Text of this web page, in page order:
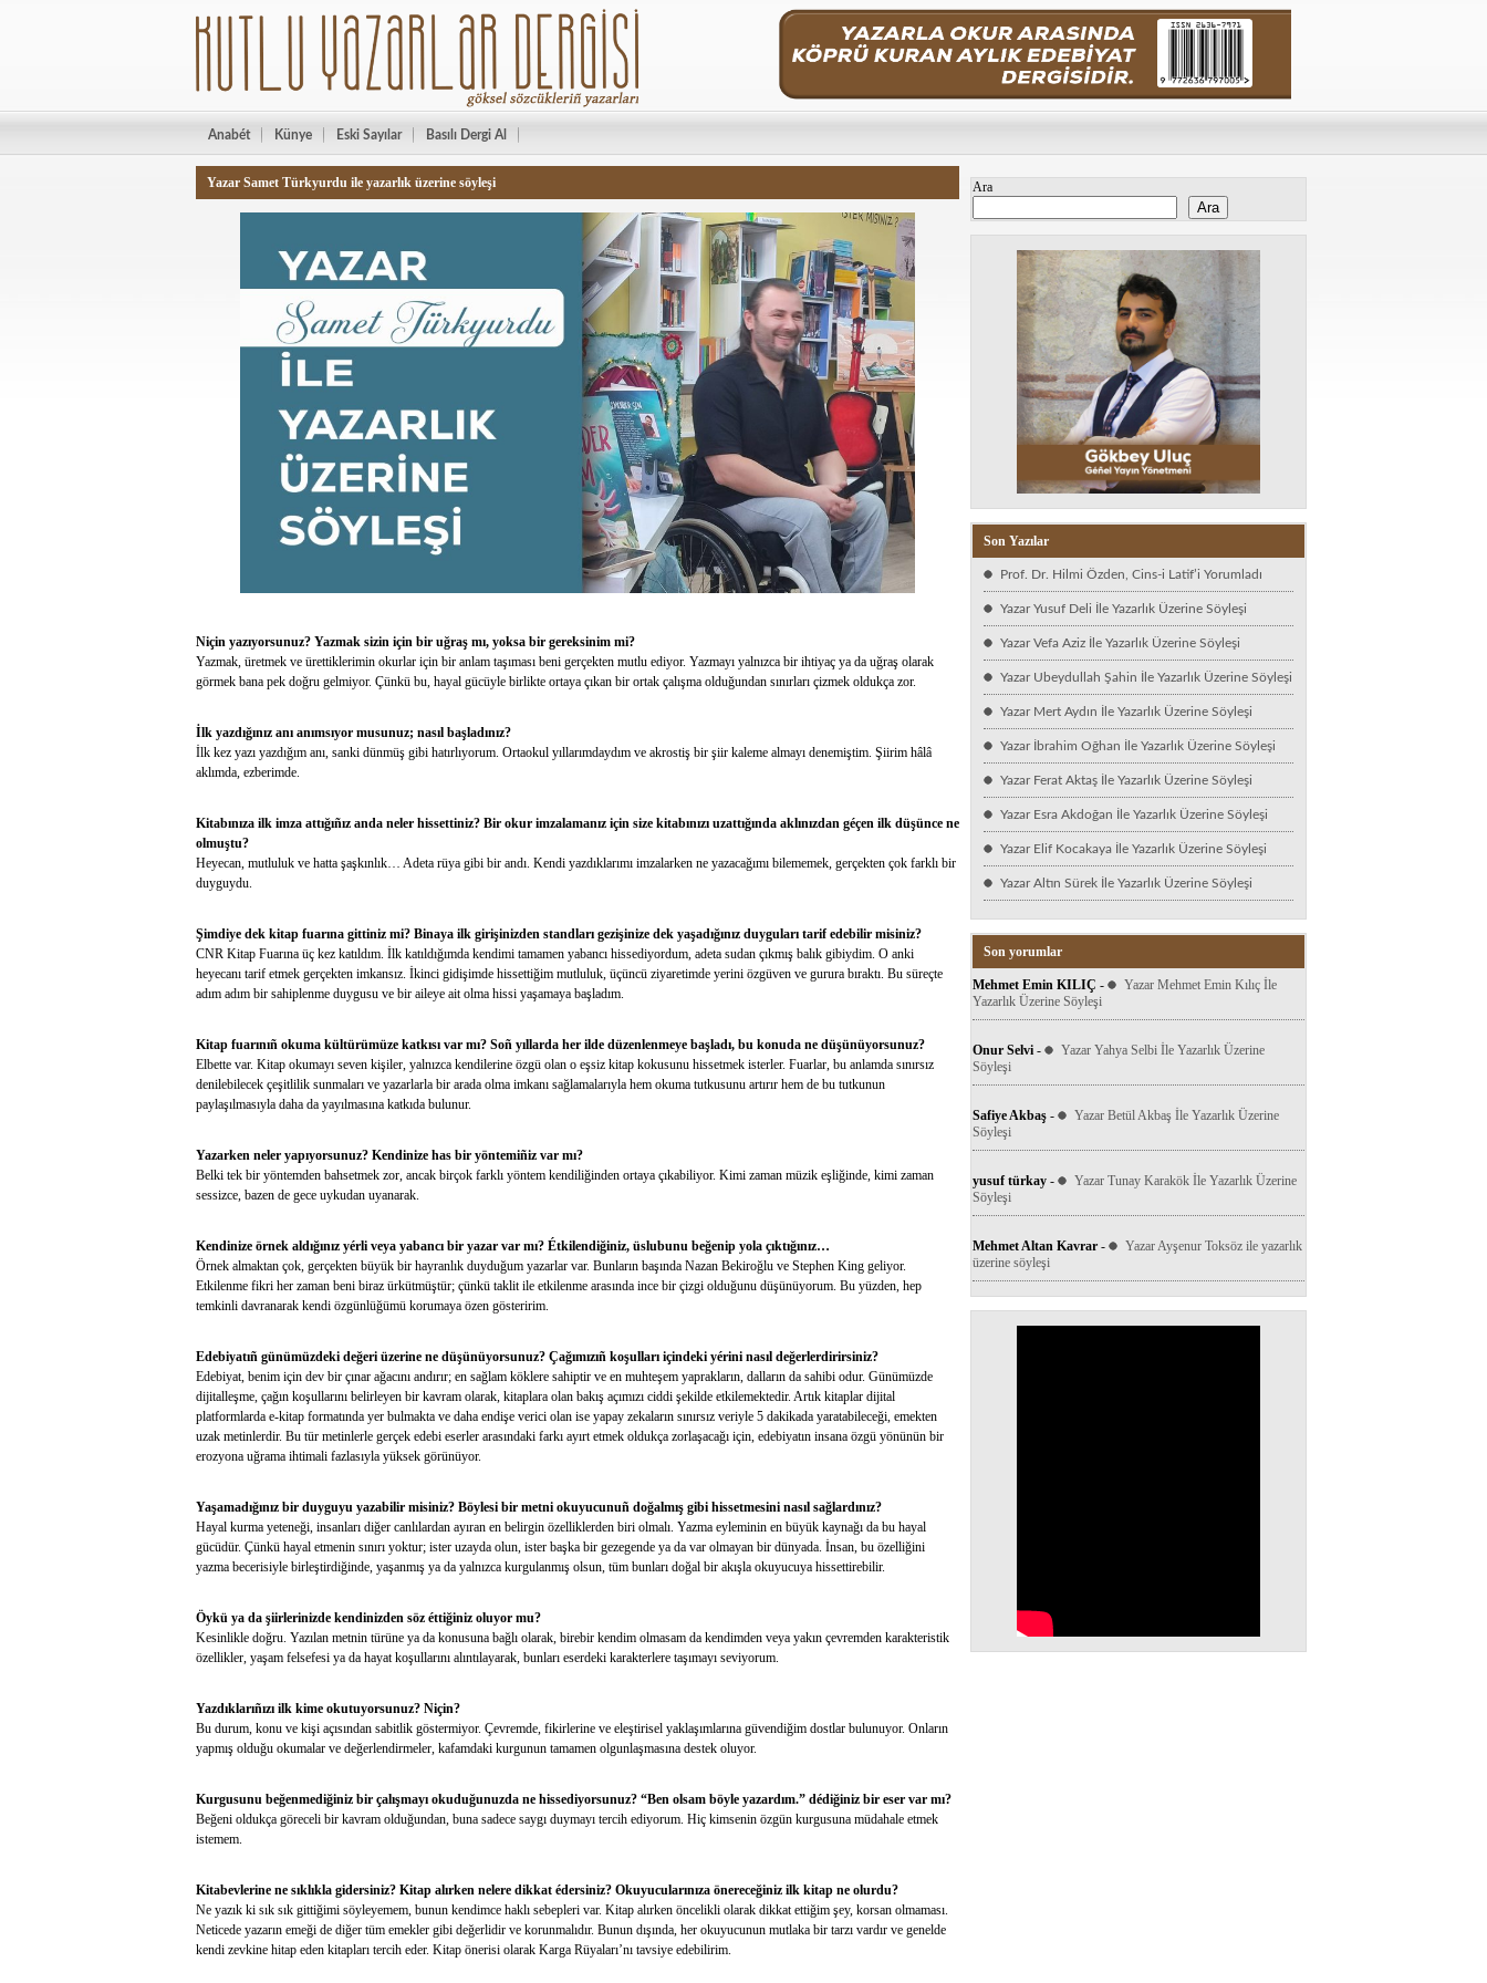
Anabét Künye Eski Sayılar Basılı Dergi Al
Yazar Samet Türkyurdu ile yazarlık üzerine söyleşi
Niçin yazıyorsunuz? Yazmak sizin için bir uğraş mı, yoksa bir gereksinim mi?
Yazmak, üretmek ve ürettiklerimin okurlar için bir anlam taşıması beni gerçekten mutlu ediyor. Yazmayı yalnızca bir ihtiyaç ya da uğraş olarak
görmek bana pek doğru gelmiyor. Çünkü bu, hayal gücüyle birlikte ortaya çıkan bir ortak çalışma olduğundan sınırları çizmek oldukça zor.
İlk yazdığınız anı anımsıyor musunuz; nasıl başladınız?
İlk kez yazı yazdığım anı, sanki dünmüş gibi hatırlıyorum. Ortaokul yıllarımdaydım ve akrostiş bir şiir kaleme almayı denemiştim. Şiirim hâlâ
aklımda, ezberimde.
Kitabınıza ilk imza attığıñız anda neler hissettiniz? Bir okur imzalamanız için size kitabınızı uzattığında aklınızdan géçen ilk düşünce ne
olmuştu?
Heyecan, mutluluk ve hatta şaşkınlık… Adeta rüya gibi bir andı. Kendi yazdıklarımı imzalarken ne yazacağımı bilememek, gerçekten çok farklı bir
duyguydu.
Şimdiye dek kitap fuarına gittiniz mi? Binaya ilk girişinizden standları gezişinize dek yaşadığınız duyguları tarif edebilir misiniz?
CNR Kitap Fuarına üç kez katıldım. İlk katıldığımda kendimi tamamen yabancı hissediyordum, adeta sudan çıkmış balık gibiydim. O anki
heyecanı tarif etmek gerçekten imkansız. İkinci gidişimde hissettiğim mutluluk, üçüncü ziyaretimde yerini özgüven ve gurura bıraktı. Bu süreçte
adım adım bir sahiplenme duygusu ve bir aileye ait olma hissi yaşamaya başladım.
Kitap fuarınıñ okuma kültürümüze katkısı var mı? Soñ yıllarda her ilde düzenlenmeye başladı, bu konuda ne düşünüyorsunuz?
Elbette var. Kitap okumayı seven kişiler, yalnızca kendilerine özgü olan o eşsiz kitap kokusunu hissetmek isterler. Fuarlar, bu anlamda sınırsız
denilebilecek çeşitlilik sunmaları ve yazarlarla bir arada olma imkanı sağlamalarıyla hem okuma tutkusunu artırır hem de bu tutkunun
paylaşılmasıyla daha da yayılmasına katkıda bulunur.
Yazarken neler yapıyorsunuz? Kendinize has bir yöntemiñiz var mı?
Belki tek bir yöntemden bahsetmek zor, ancak birçok farklı yöntem kendiliğinden ortaya çıkabiliyor. Kimi zaman müzik eşliğinde, kimi zaman
sessizce, bazen de gece uykudan uyanarak.
Kendinize örnek aldığınız yérli veya yabancı bir yazar var mı? Étkilendiğiniz, üslubunu beğenip yola çıktığınız…
Örnek almaktan çok, gerçekten büyük bir hayranlık duyduğum yazarlar var. Bunların başında Nazan Bekiroğlu ve Stephen King geliyor.
Etkilenme fikri her zaman beni biraz ürkütmüştür; çünkü taklit ile etkilenme arasında ince bir çizgi olduğunu düşünüyorum. Bu yüzden, hep
temkinli davranarak kendi özgünlüğümü korumaya özen gösteririm.
Edebiyatıñ günümüzdeki değeri üzerine ne düşünüyorsunuz? Çağımızıñ koşulları içindeki yérini nasıl değerlerdirirsiniz?
Edebiyat, benim için dev bir çınar ağacını andırır; en sağlam köklere sahiptir ve en muhteşem yaprakların, dalların da sahibi odur. Günümüzde
dijitalleşme, çağın koşullarını belirleyen bir kavram olarak, kitaplara olan bakış açımızı ciddi şekilde etkilemektedir. Artık kitaplar dijital
platformlarda e-kitap formatında yer bulmakta ve daha endişe verici olan ise yapay zekaların sınırsız veriyle 5 dakikada yaratabileceği, emekten
uzak metinlerdir. Bu tür metinlerle gerçek edebi eserler arasındaki farkı ayırt etmek oldukça zorlaşacağı için, edebiyatın insana özgü yönünün bir
erozyona uğrama ihtimali fazlasıyla yüksek görünüyor.
Yaşamadığınız bir duyguyu yazabilir misiniz? Böylesi bir metni okuyucunuñ doğalmış gibi hissetmesini nasıl sağlardınız?
Hayal kurma yeteneği, insanları diğer canlılardan ayıran en belirgin özelliklerden biri olmalı. Yazma eyleminin en büyük kaynağı da bu hayal
gücüdür. Çünkü hayal etmenin sınırı yoktur; ister uzayda olun, ister başka bir gezegende ya da var olmayan bir dünyada. İnsan, bu özelliğini
yazma becerisiyle birleştirdiğinde, yaşanmış ya da yalnızca kurgulanmış olsun, tüm bunları doğal bir akışla okuyucuya hissettirebilir.
Öykü ya da şiirlerinizde kendinizden söz éttiğiniz oluyor mu?
Kesinlikle doğru. Yazılan metnin türüne ya da konusuna bağlı olarak, birebir kendim olmasam da kendimden veya yakın çevremden karakteristik
özellikler, yaşam felsefesi ya da hayat koşullarını alıntılayarak, bunları eserdeki karakterlere taşımayı seviyorum.
Yazdıklarıñızı ilk kime okutuyorsunuz? Niçin?
Bu durum, konu ve kişi açısından sabitlik göstermiyor. Çevremde, fikirlerine ve eleştirisel yaklaşımlarına güvendiğim dostlar bulunuyor. Onların
yapmış olduğu okumalar ve değerlendirmeler, kafamdaki kurgunun tamamen olgunlaşmasına destek oluyor.
Kurgusunu beğenmediğiniz bir çalışmayı okuduğunuzda ne hissediyorsunuz? “Ben olsam böyle yazardım.” dédiğiniz bir eser var mı?
Beğeni oldukça göreceli bir kavram olduğundan, buna sadece saygı duymayı tercih ediyorum. Hiç kimsenin özgün kurgusuna müdahale etmek
istemem.
Kitabevlerine ne sıklıkla gidersiniz? Kitap alırken nelere dikkat édersiniz? Okuyucularınıza önereceğiniz ilk kitap ne olurdu?
Ne yazık ki sık sık gittiğimi söyleyemem, bunun kendimce haklı sebepleri var. Kitap alırken öncelikli olarak dikkat ettiğim şey, korsan olmaması.
Neticede yazarın emeği de diğer tüm emekler gibi değerlidir ve korunmalıdır. Bunun dışında, her okuyucunun mutlaka bir tarzı vardır ve genelde
kendi zevkine hitap eden kitapları tercih eder. Kitap önerisi olarak Karga Rüyaları’nı tavsiye edebilirim.
Ara
Ara
Son Yazılar
Prof. Dr. Hilmi Özden, Cins-i Latif’i Yorumladı
Yazar Yusuf Deli İle Yazarlık Üzerine Söyleşi
Yazar Vefa Aziz İle Yazarlık Üzerine Söyleşi
Yazar Ubeydullah Şahin İle Yazarlık Üzerine Söyleşi
Yazar Mert Aydın İle Yazarlık Üzerine Söyleşi
Yazar İbrahim Oğhan İle Yazarlık Üzerine Söyleşi
Yazar Ferat Aktaş İle Yazarlık Üzerine Söyleşi
Yazar Esra Akdoğan İle Yazarlık Üzerine Söyleşi
Yazar Elif Kocakaya İle Yazarlık Üzerine Söyleşi
Yazar Altın Sürek İle Yazarlık Üzerine Söyleşi
Son yorumlar
Mehmet Emin KILIÇ -
Yazar Mehmet Emin Kılıç İle
Yazarlık Üzerine Söyleşi
Onur Selvi -
Yazar Yahya Selbi İle Yazarlık Üzerine
Söyleşi
Safiye Akbaş -
Yazar Betül Akbaş İle Yazarlık Üzerine
Söyleşi
yusuf türkay -
Yazar Tunay Karakök İle Yazarlık Üzerine
Söyleşi
Mehmet Altan Kavrar -
Yazar Ayşenur Toksöz ile yazarlık
üzerine söyleşi